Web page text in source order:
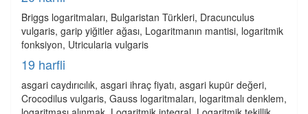
Briggs logaritmaları, Bulgaristan Türkleri, Dracunculus
vulgaris, garip yiğitler ağası, Logaritmanın mantisi, logaritmik
fonksiyon, Utricularia vulgaris
19 harfli
asgari caydırıcılık, asgari ihraç fiyatı, asgari kupür değeri,
Crocodilus vulgaris, Gauss logaritmaları, logaritmalı denklem,